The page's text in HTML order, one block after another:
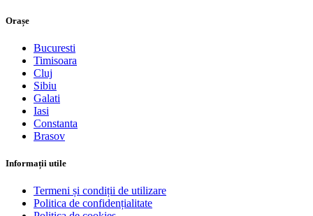
Orașe
Bucuresti
Timisoara
Cluj
Sibiu
Galati
Iasi
Constanta
Brasov
Informații utile
Termeni și condiții de utilizare
Politica de confidențialitate